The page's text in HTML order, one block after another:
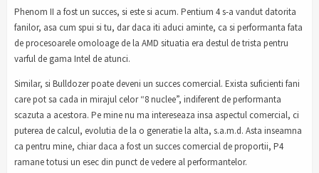
Phenom II a fost un succes, si este si acum. Pentium 4 s-a vandut datorita
fanilor, asa cum spui si tu, dar daca iti aduci aminte, ca si performanta fata
de procesoarele omoloage de la AMD situatia era destul de trista pentru
varful de gama Intel de atunci.
Similar, si Bulldozer poate deveni un succes comercial. Exista suficienti fani
care pot sa cada in mirajul celor “8 nuclee”, indiferent de performanta
scazuta a acestora. Pe mine nu ma intereseaza insa aspectul comercial, ci
puterea de calcul, evolutia de la o generatie la alta, s.a.m.d. Asta inseamna
ca pentru mine, chiar daca a fost un succes comercial de proportii, P4
ramane totusi un esec din punct de vedere al performantelor.